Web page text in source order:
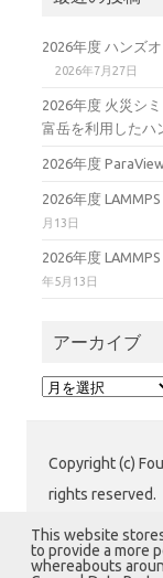
2026年度 ハンズ
2026年7月27日
2026年度 火災シ
富岳を利用したハ
2026年度
2026年度
月13日
2026年度
年5月13日
アーカイブ
ア
ブ
Copyright (c)
rights reserved.
公益財団法人
〒650-0047 兵
This website
to provide a more
whereabouts